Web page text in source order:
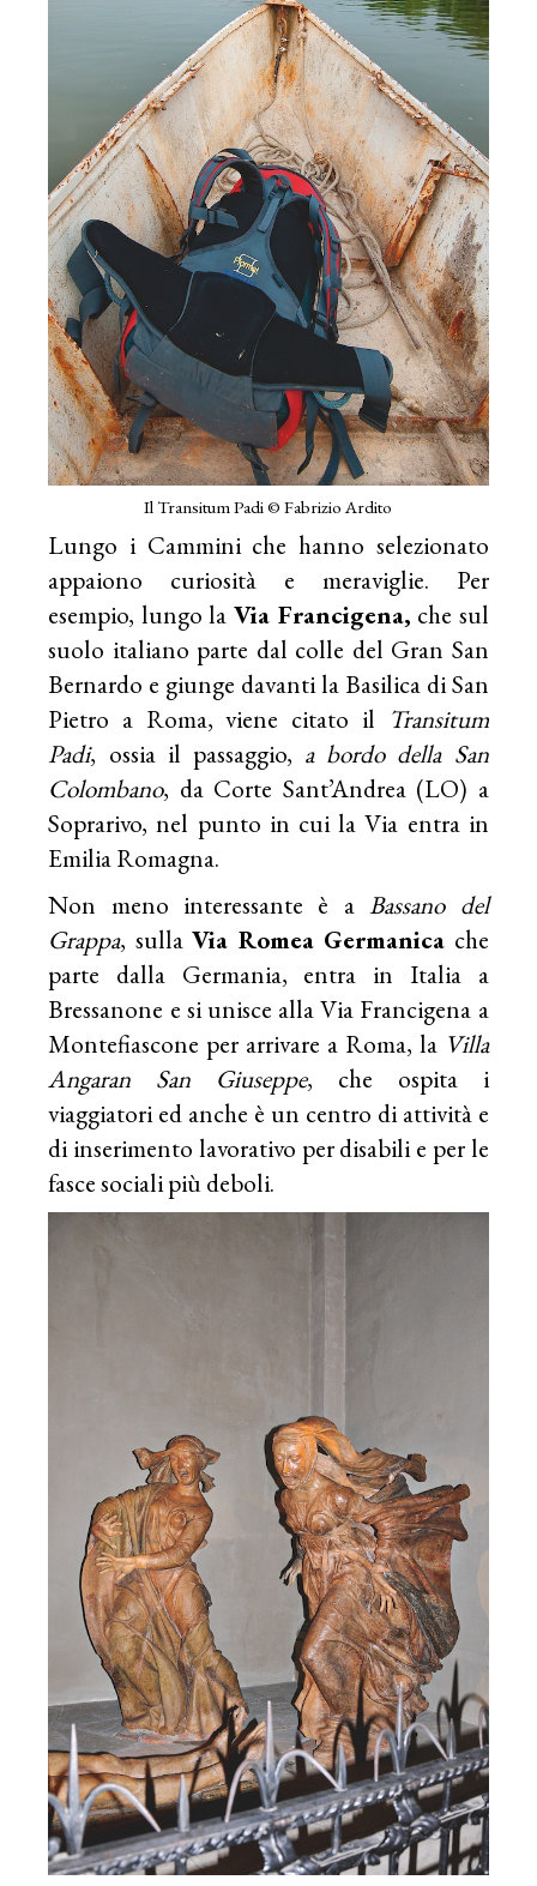
Il Transitum Padi © Fabrizio Ardito
Lungo i Cammini che hanno selezionato
appaiono curiosità e meraviglie. Per
esempio, lungo la Via Francigena, che sul
suolo italiano parte dal colle del Gran San
Bernardo e giunge davanti la Basilica di San
Pietro a Roma, viene citato il Transitum
Padi, ossia il passaggio, a bordo della San
Colombano, da Corte Sant’Andrea (LO) a
Soprarivo, nel punto in cui la Via entra in
Emilia Romagna.
Non meno interessante è aBassano del
Grappa, sullaVia Romea Germanica che
parte dalla Germania, entra in Italia a
Bressanone e si unisce alla Via Francigena a
Montefiascone per arrivare a Roma, la Villa
Angaran San Giuseppe, che ospita i
viaggiatori ed anche è un centro di attività e
di inserimento lavorativo per disabili e per le
fasce sociali più deboli.